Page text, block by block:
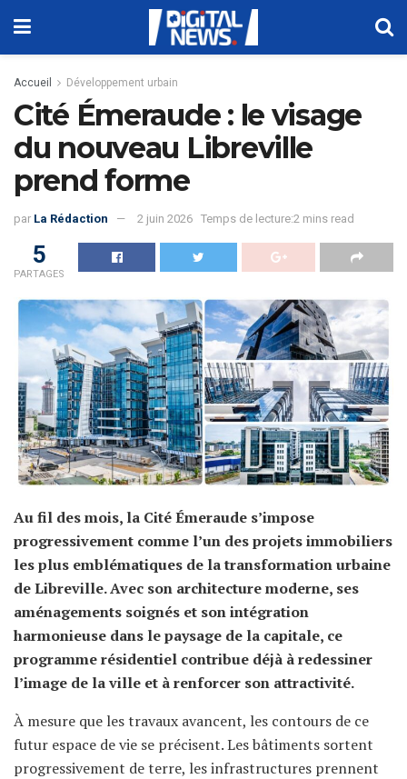
Accueil Développement urbain
Cité Émeraude : le visage
du nouveau Libreville
prend forme
par La Rédaction 2 juin 2026 Temps de lecture:2 mins read
5
PARTAGES
Au fil des mois, la Cité Émeraude s’impose
progressivement comme l’un des projets immobiliers
les plus emblématiques de la transformation urbaine
de Libreville. Avec son architecture moderne, ses
aménagements soignés et son intégration
harmonieuse dans le paysage de la capitale, ce
programme résidentiel contribue déjà à redessiner
l’image de la ville et à renforcer son attractivité.
À mesure que les travaux avancent, les contours de ce
futur espace de vie se précisent. Les bâtiments sortent
progressivement de terre, les infrastructures prennent